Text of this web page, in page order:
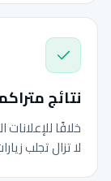
نتائج
خلافًا
لا تزال تجلب